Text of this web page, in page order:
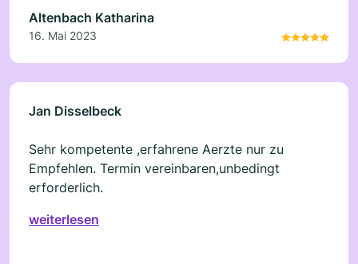
Altenbach Katharina
16. Mai 2023
Jan Disselbeck
Sehr kompetente ,erfahrene Aerzte nur zu
Empfehlen. Termin vereinbaren,unbedingt
erforderlich.
weiterlesen